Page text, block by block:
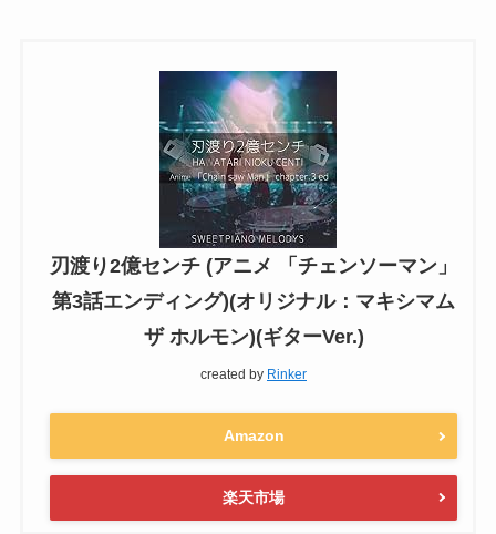
刃渡り2億センチ (アニメ 「チェンソーマン」
第3話エンディング)(オリジナル：マキシマム
ザ ホルモン)(ギターVer.)
created by Rinker
Amazon
楽天市場